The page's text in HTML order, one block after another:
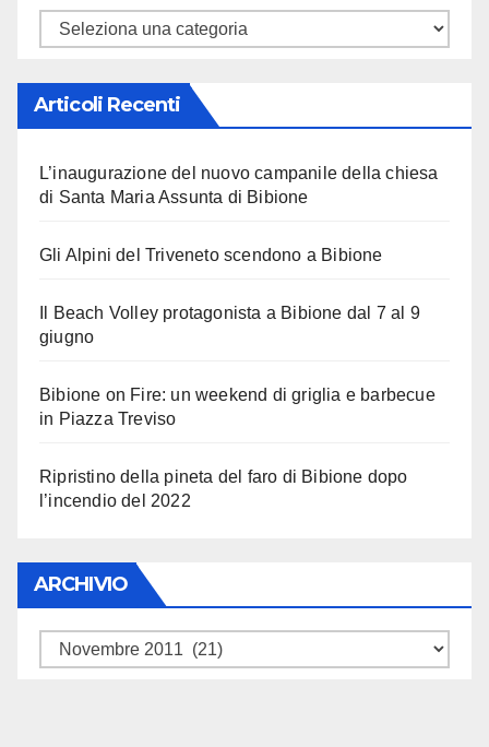
Categorie
Articoli Recenti
L’inaugurazione del nuovo campanile della chiesa
di Santa Maria Assunta di Bibione
Gli Alpini del Triveneto scendono a Bibione
Il Beach Volley protagonista a Bibione dal 7 al 9
giugno
Bibione on Fire: un weekend di griglia e barbecue
in Piazza Treviso
Ripristino della pineta del faro di Bibione dopo
l’incendio del 2022
ARCHIVIO
ARCHIVIO